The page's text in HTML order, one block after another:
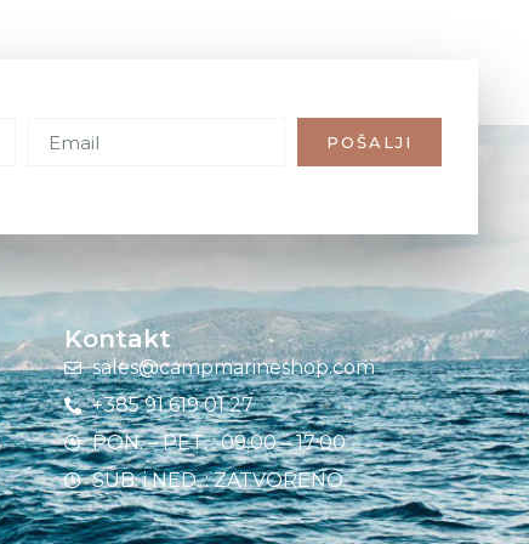
POŠALJI
Kontakt
sales@campmarineshop.com
+385 91 619 01 27
PON. – PET. : 09:00 – 17:00
SUB. i NED. : ZATVORENO